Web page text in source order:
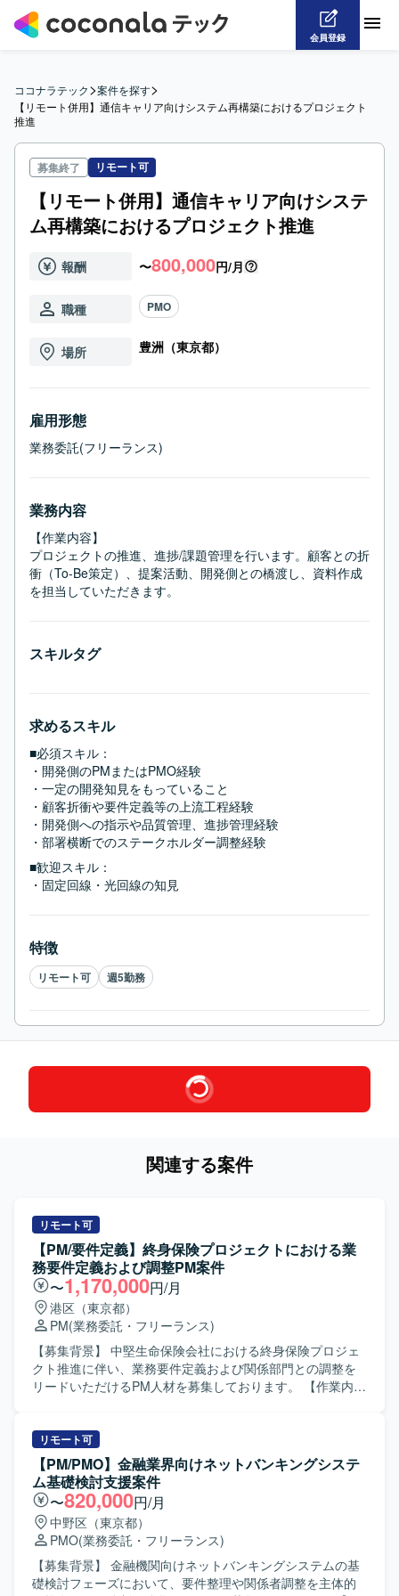
会員登録
ココナラテック>案件を探す>
【リモート併用】通信キャリア向けシステム再構築におけるプロジェクト
推進
募集終了 リモート可
【リモート併用】通信キャリア向けシステ
ム再構築におけるプロジェクト推進
報酬 〜800,000円/月
職種 PMO
場所 豊洲（東京都）
雇用形態
業務委託(フリーランス)
業務内容
【作業内容】
プロジェクトの推進、進捗/課題管理を行います。顧客との折
衝（To-Be策定）、提案活動、開発側との橋渡し、資料作成
を担当していただきます。
スキルタグ
求めるスキル
■必須スキル：
・開発側のPMまたはPMO経験
・一定の開発知見をもっていること
・顧客折衝や要件定義等の上流工程経験
・開発側への指示や品質管理、進捗管理経験
・部署横断でのステークホルダー調整経験
■歓迎スキル：
・固定回線・光回線の知見
特徴
リモート可 週5勤務
関連する案件
リモート可
【PM/要件定義】終身保険プロジェクトにおける業
務要件定義および調整PM案件
〜1,170,000円/月
港区（東京都）
PM(業務委託・フリーランス)
【募集背景】 中堅生命保険会社における終身保険プロジェ
クト推進に伴い、業務要件定義および関係部門との調整を
リードいただけるPM人材を募集しております。 【作業内
ム対応として、クレジットカードの種類に応じたポイント
付与機能に関する要件整理や関係部門との合意形成を行っ
ていただきます。 ・経理要件対応として、システム仕様の
検討、経理部門との調整、代替案の立案などを行っていた
だきます。 ・上層部向けの各種説明資料の作成およびプレ
ゼンテーションを実施していただきます。 【求める人物
像】 ・関係部門や上層部と円滑にコミュニケーションを取
りながら、主体的に課題整理と意思決定支援ができる方を
求めております。 ・金融や保険領域の特性を理解しつつ、
リモート可
【PM/PMO】金融業界向けネットバンキングシステ
ム基礎検討支援案件
〜820,000円/月
中野区（東京都）
PMO(業務委託・フリーランス)
【募集背景】 金融機関向けネットバンキングシステムの基
礎検討フェーズにおいて、要件整理や関係者調整を主体的